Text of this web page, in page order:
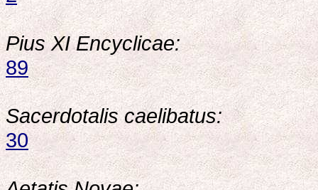
Pius XI Encyclicae:
89
Sacerdotalis caelibatus:
30